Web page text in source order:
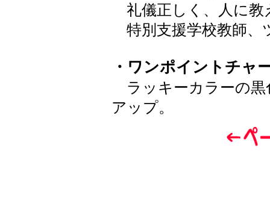
礼儀正しく、人に教
特別支援学校教師、
・ワンポイントチャ
ラッキーカラーの黒
アップ。